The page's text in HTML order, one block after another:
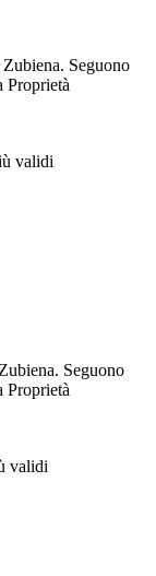
Seguono
Proprietà
validi
Seguono
Proprietà
validi